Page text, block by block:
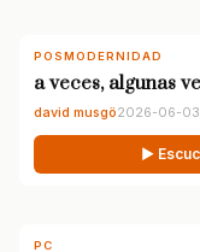
POSMODERNIDAD
a veces, algunas
david musgö2026-06-03
▶
PC